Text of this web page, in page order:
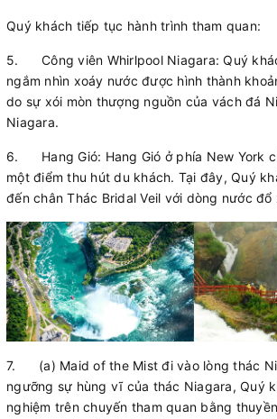
Quý khách tiếp tục hành trình tham quan:
5. Công viên Whirlpool Niagara: Quý
ngắm nhìn xoáy nước được hình thành
do sự xói mòn thượng nguồn của vách đá
Niagara.
6. Hang Gió: Hang Gió ở phía New York
một điểm thu hút du khách. Tại đây, Quý
đến chân Thác Bridal Veil với dòng nước
7. (a) Maid of the Mist đi vào lòng thác
ngưỡng sự hùng vĩ của thác Niagara, Quý
nghiệm trên chuyến tham quan bằng